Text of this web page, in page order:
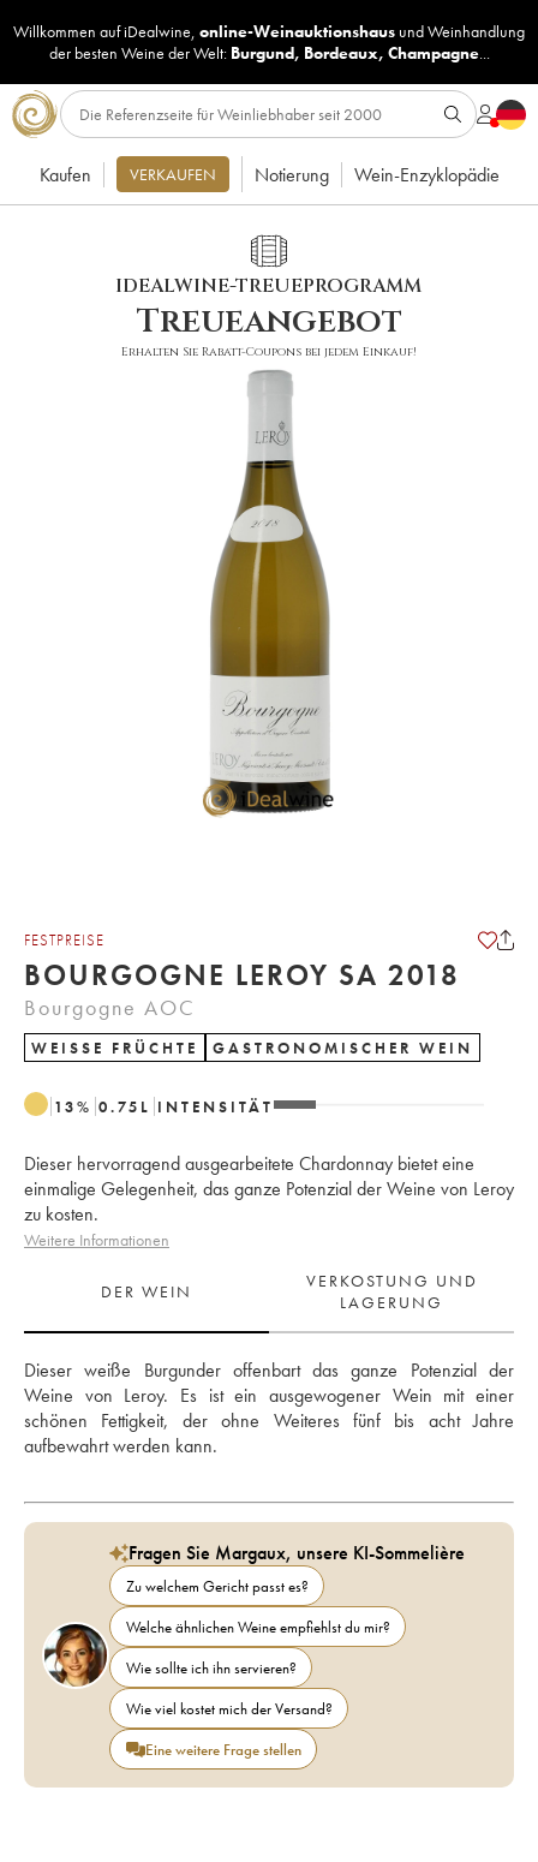
Willkommen auf iDealwine, online-Weinauktionshaus undWeinhandlung
der besten Weine der Welt: Burgund, Bordeaux, Champagne...
Kaufen VERKAUFEN Notierung Wein-Enzyklopädie
IDEALWINE-TREUEPROGRAMM
Treueangebot
Erhalten Sie Rabatt-Coupons bei jedem Einkauf!
FESTPREISE
BOURGOGNE LEROY SA 2018
Bourgogne AOC
WEISSE FRÜCHTE GASTRONOMISCHER WEIN
13% 0.75 L INTENSITÄT
Dieser hervorragend ausgearbeitete Chardonnay bietet eine
einmalige Gelegenheit, das ganze Potenzial der Weine von Leroy
zu kosten.
Weitere Informationen
DER WEIN
VERKOSTUNG UND
LAGERUNG
Dieser weiße Burgunder offenbart das ganze Potenzial der
Weine von Leroy. Es ist ein ausgewogener Wein mit einer
schönen Fettigkeit, der ohne Weiteres fünf bis acht Jahre
aufbewahrt werden kann.
Fragen Sie Margaux, unsere KI-Sommelière
Zu welchem Gericht passt es?
Welche ähnlichen Weine empfiehlst du mir?
Wie sollte ich ihn servieren?
Wie viel kostet mich der Versand?
Eine weitere Frage stellen